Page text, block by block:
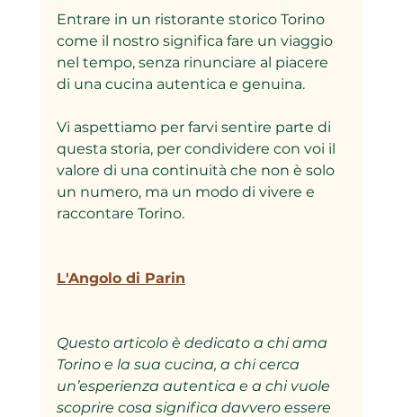
Entrare in un ristorante storico Torino
come il nostro significa fare un viaggio
nel tempo, senza rinunciare al piacere
di una cucina autentica e genuina.
Vi aspettiamo per farvi sentire parte di
questa storia, per condividere con voi il
valore di una continuità che non è solo
un numero, ma un modo di vivere e
raccontare Torino.
L'Angolo di Parin
Questo articolo è dedicato a chi ama
Torino e la sua cucina, a chi cerca
un’esperienza autentica e a chi vuole
scoprire cosa significa davvero essere